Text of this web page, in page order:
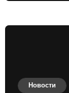
Новости